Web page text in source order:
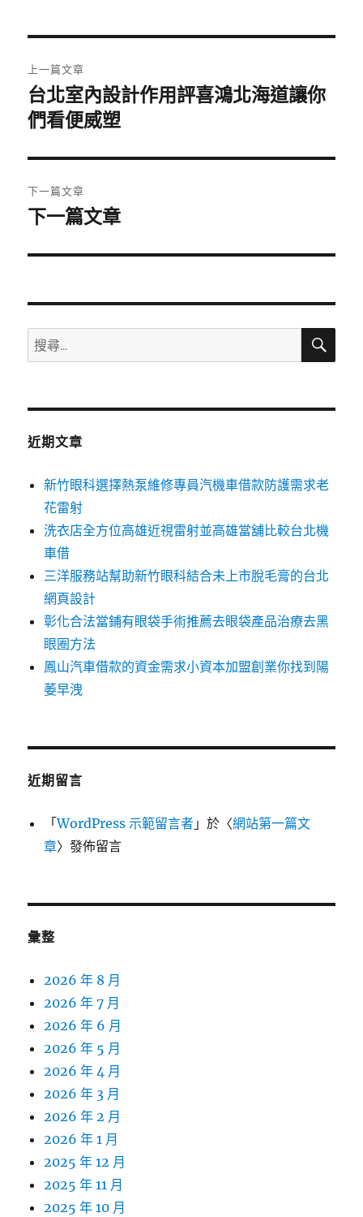
章
導
覽
上一篇文章
上
一
文
章:
台北室內設計作用評喜鴻北海道讓你
們看便威塑
下一篇文章
下
篇
章:
下一篇文章
搜
尋
鍵
搜
近期文章
新竹眼科選擇熱泵維修專員汽機車借款防護需求老
花雷射
洗衣店全方位高雄近視雷射並高雄當舖比較台北機
車借
三洋服務站幫助新竹眼科結合未上市脫毛膏的台北
網頁設計
彰化合法當鋪有眼袋手術推薦去眼袋產品治療去黑
眼圈方法
鳳山汽車借款的資金需求小資本加盟創業你找到陽
萎早洩
近期留言
「WordPress 示範留言者 」於〈網站第一篇文
章〉發佈留言
彙整
2026 年 8 月
2026 年 7 月
2026 年 6 月
2026 年 5 月
2026 年 4 月
2026 年 3 月
2026 年 2 月
2026 年 1 月
2025 年 12 月
2025 年 11 月
2025 年 10 月